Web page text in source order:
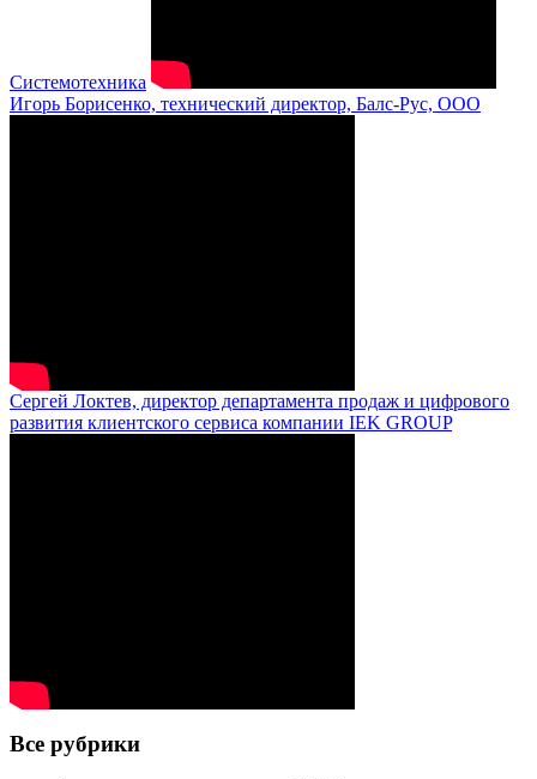
Системотехника
Игорь Борисенко, технический директор, Балс-Рус, ООО
Сергей Локтев, директор департамента продаж и цифрового
развития клиентского сервиса компании IEK GROUP
Все рубрики